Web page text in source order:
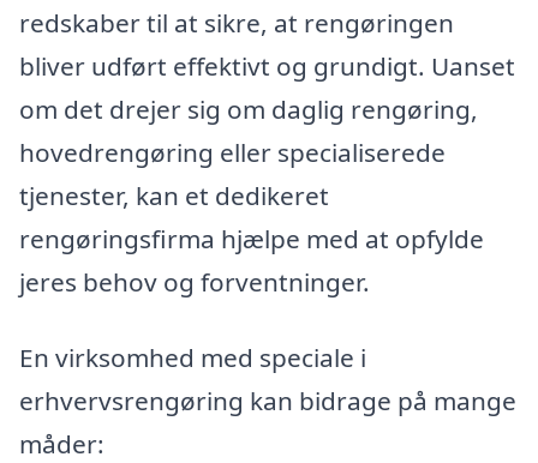
redskaber til at sikre, at rengøringen
bliver udført effektivt og grundigt. Uanset
om det drejer sig om daglig rengøring,
hovedrengøring eller specialiserede
tjenester, kan et dedikeret
rengøringsfirma hjælpe med at opfylde
jeres behov og forventninger.
En virksomhed med speciale i
erhvervsrengøring kan bidrage på mange
måder: